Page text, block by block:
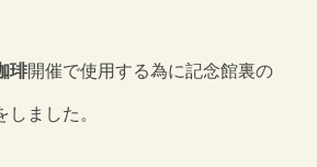
琲開催で使用する為に記念館裏の
しました。